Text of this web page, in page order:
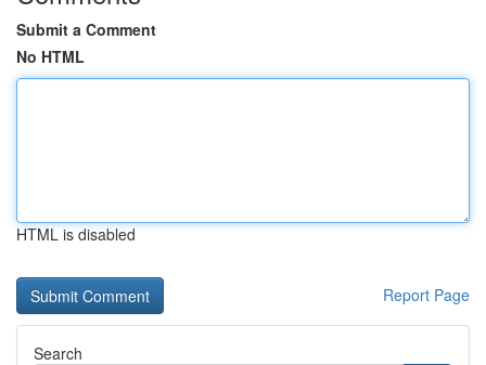
Submit a Comment
No HTML
HTML is disabled
Report Page
Search